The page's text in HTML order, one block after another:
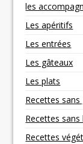
les
Les apéritifs
Les entrées
Les gâteaux
Les plats
Recettes sans
Recettes sans
Recettes